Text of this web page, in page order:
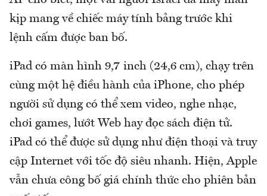
kịp mang về chiếc máy tính bảng trước khi
lệnh cấm được ban bố.
iPad có màn hình 9,7 inch (24,6 cm), chạy trên
cùng một hệ điều hành của iPhone, cho phép
người sử dụng có thể xem video, nghe nhạc,
chơi games, lướt Web hay đọc sách điện tử.
iPad có thể được sử dụng như điện thoại và truy
cập Internet với tốc độ siêu nhanh. Hiện, Apple
vẫn chưa công bố giá chính thức cho phiên bản